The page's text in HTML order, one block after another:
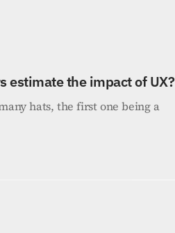
estimate the impact of UX?
hats, the first one being a